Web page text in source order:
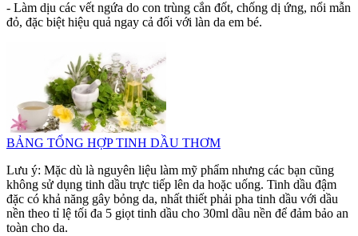
- Làm dịu các vết ngứa do con trùng cắn đốt, chống dị ứng, nổi mẫn
đỏ, đặc biệt hiệu quả ngay cả đối với làn da em bé.
BẢNG TỔNG HỢP TINH DẦU THƠM
Lưu ý: Mặc dù là nguyên liệu làm mỹ phẩm nhưng các bạn cũng
không sử dụng tinh dầu trực tiếp lên da hoặc uống. Tinh dầu đậm
đặc có khả năng gây bỏng da, nhất thiết phải pha tinh dầu với dầu
nền theo tỉ lệ tối đa 5 giọt tinh dầu cho 30ml dầu nền để đảm bảo an
toàn cho da.